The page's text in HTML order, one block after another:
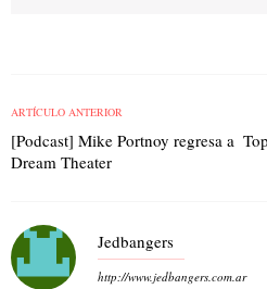
ARTÍCULO ANTERIOR
[Podcast] Mike Portnoy regresa a
Dream Theater
Jedbangers
http://www.jedbangers.com.ar